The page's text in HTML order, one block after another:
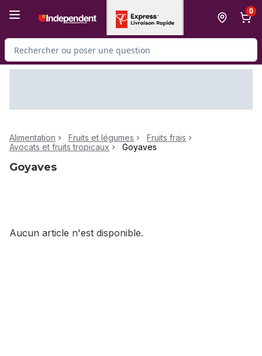
0
Rechercher des produits
Alimentation Fruits et légumes
Fruits frais
Avocats et fruits tropicaux
Goyaves
Goyaves
Aucun article n'est disponible.